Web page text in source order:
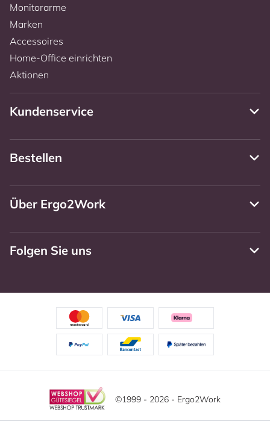
Monitorarme
Marken
Accessoires
Home-Office einrichten
Aktionen
Kundenservice
Bestellen
Über Ergo2Work
Folgen Sie uns
©1999 - 2026 - Ergo2Work